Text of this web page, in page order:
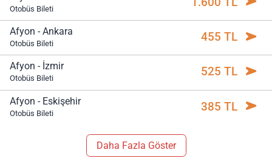
Otobüs Bileti
Afyon - Ankara
Otobüs Bileti 455 TL
Afyon - İzmir
Otobüs Bileti 525 TL
Afyon - Eskişehir
Otobüs Bileti 385 TL
Daha Fazla Göster